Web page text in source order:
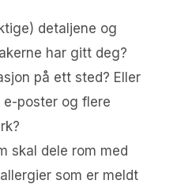
detaljene og
har gitt deg?
på ett sted? Eller
e-poster og flere
skal dele rom med
som er meldt